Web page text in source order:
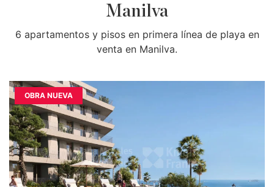
Manilva
6 apartamentos y pisos en primera línea de playa en
venta en Manilva.
OBRA NUEVA